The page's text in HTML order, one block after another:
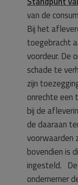
van de
Bij het
toegebracht
voordeur. De
schade te
zijn
onrechte een
bij de
de daaraan
voorwaarden
bovendien is
ingesteld.
ondernemer